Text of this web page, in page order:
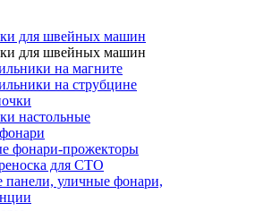
для швейных машин
для швейных машин
на магните
на струбцине
настольные
фонари-прожекторы
для СТО
панели, уличные фонари,